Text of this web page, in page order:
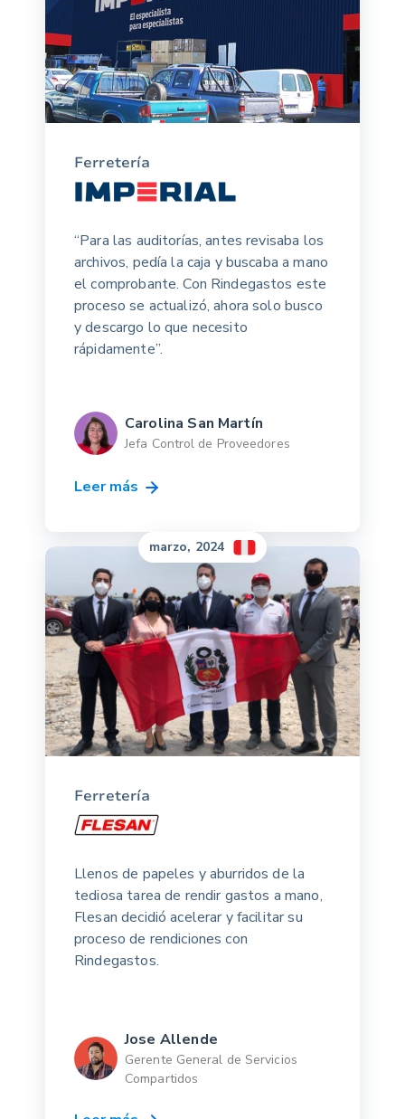
Ferretería
“Para las auditorías, antes revisaba los
archivos, pedía la caja y buscaba a mano
el comprobante. Con Rindegastos este
proceso se actualizó, ahora solo busco
y descargo lo que necesito
rápidamente”.
Carolina San Martín
Jefa Control de Proveedores
Leer más
marzo, 2024
Ferretería
Llenos de papeles y aburridos de la
tediosa tarea de rendir gastos a mano,
Flesan decidió acelerar y facilitar su
proceso de rendiciones con
Rindegastos.
Jose Allende
Gerente General de Servicios
Compartidos